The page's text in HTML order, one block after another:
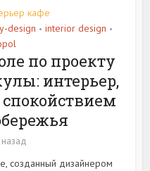
кафе
design • interior design •
по проекту
интерьер,
созданный дизайнером